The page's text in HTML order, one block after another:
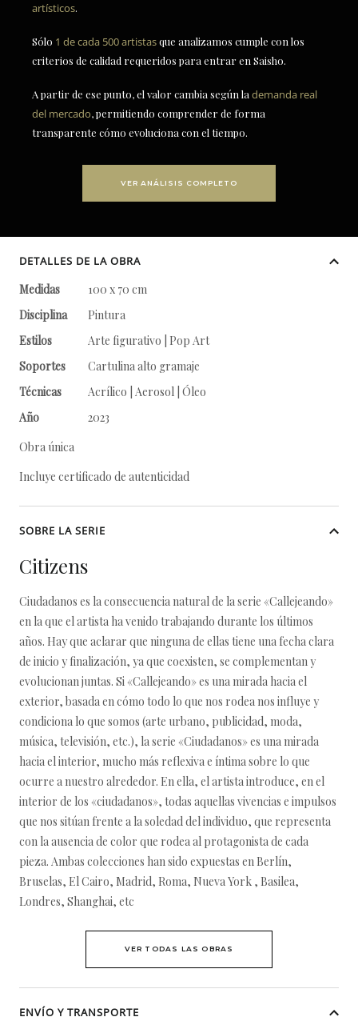
artísticos.
Sólo 1 de cada 500 artistasque analizamos cumple con los
criterios de calidad requeridos para entrar en Saisho.
A partir de ese punto, el valor cambia según la demanda real
del mercado, permitiendo comprender de forma
transparente cómo evoluciona con el tiempo.
VER ANÁLISIS COMPLETO
DETALLES DE LA OBRA
Medidas
100 x 70 cm
Disciplina
Pintura
Estilos
Arte figurativo | Pop Art
Soportes
Cartulina alto gramaje
Técnicas
Acrílico | Aerosol | Óleo
Año
2023
Obra única
Incluye certificado de autenticidad
SOBRE LA SERIE
Citizens
Ciudadanos es la consecuencia natural de la serie «Callejeando»
en la que el artista ha venido trabajando durante los últimos
años. Hay que aclarar que ninguna de ellas tiene una fecha clara
de inicio y finalización, ya que coexisten, se complementan y
evolucionan juntas. Si «Callejeando» es una mirada hacia el
exterior, basada en cómo todo lo que nos rodea nos influye y
condiciona lo que somos (arte urbano, publicidad, moda,
música, televisión, etc.), la serie «Ciudadanos» es una mirada
hacia el interior, mucho más reflexiva e íntima sobre lo que
ocurre a nuestro alrededor. En ella, el artista introduce, en el
interior de los «ciudadanos», todas aquellas vivencias e impulsos
que nos sitúan frente a la soledad del individuo, que representa
con la ausencia de color que rodea al protagonista de cada
pieza. Ambas colecciones han sido expuestas en Berlín,
Bruselas, El Cairo, Madrid, Roma, Nueva York , Basilea,
Londres, Shanghai, etc
VER TODAS LAS OBRAS
ENVÍO Y TRANSPORTE